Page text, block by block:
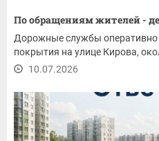
По обращениям жителей -
Дорожные службы оперативно
покрытия на улице Кирова,
10.07.2026